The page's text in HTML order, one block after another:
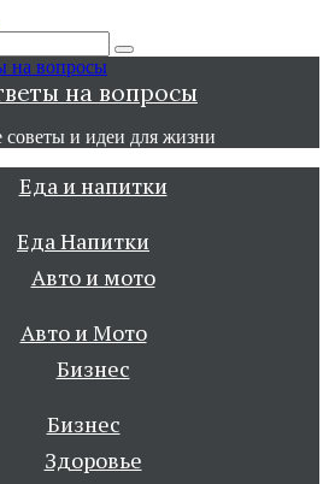
на вопросы
и идеи для жизни
Еда Напитки
Авто и Мото
Бизнес